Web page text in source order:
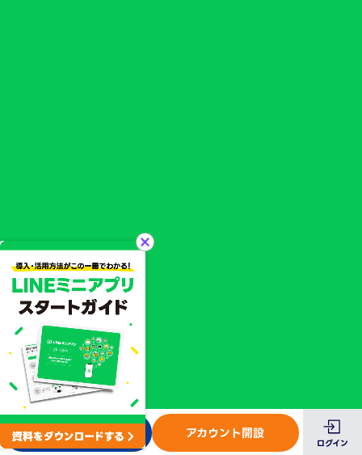
お問い合わせ アカウント開設
ログイン